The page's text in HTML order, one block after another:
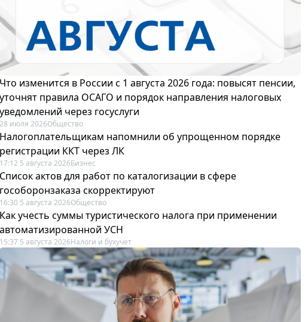
Что изменится в России с 1 августа 2026 года: повысят пенсии,
уточнят правила ОСАГО и порядок направления налоговых
уведомлений через госуслуги
28 июля 2026Общество
Налогоплательщикам напомнили об упрощенном порядке
регистрации ККТ через ЛК
17:12 5 августа 2026Бизнес
Список актов для работ по каталогизации в сфере
гособоронзаказа скорректируют
16:30 5 августа 2026Общество
Как учесть суммы туристического налога при применении
автоматизированной УСН
15:37 5 августа 2026Налоги и бухучет